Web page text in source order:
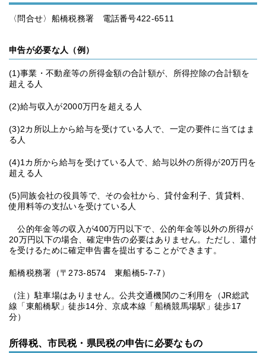
〈問合せ〉船橋税務署 電話番号422-6511
申告が必要な人（例）
(1)事業・不動産等の所得金額の合計額が、所得控除の合計額を
超える人
(2)給与収入が2000万円を超える人
(3)2カ所以上から給与を受けている人で、一定の要件に当てはま
る人
(4)1カ所から給与を受けている人で、給与以外の所得が20万円を
超える人
(5)同族会社の役員等で、その会社から、貸付金利子、賃貸料、
使用料等の支払いを受けている人
公的年金等の収入が400万円以下で、公的年金等以外の所得が
20万円以下の場合、確定申告の必要はありません。ただし、還付
を受けるために確定申告書を提出することができます。
船橋税務署（〒273-8574 東船橋5-7-7）
（注）駐車場はありません。公共交通機関のご利用を（JR総武
線「東船橋駅」徒歩14分、京成本線「船橋競馬場駅」徒歩17
分）
所得税、市民税・県民税の申告に必要なもの